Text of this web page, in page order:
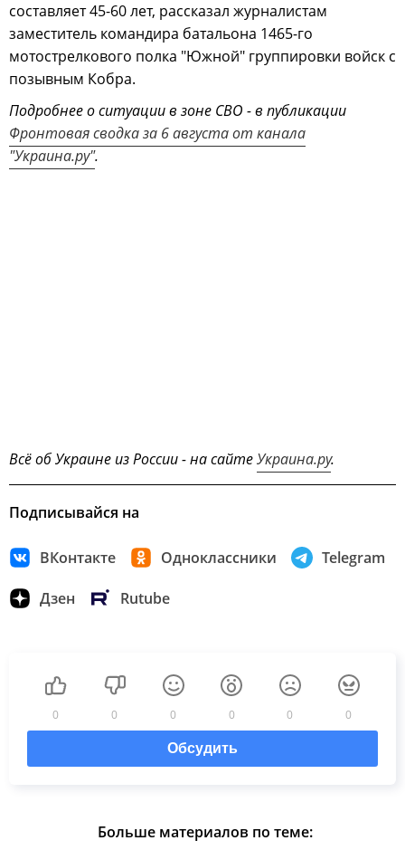
составляет 45-60 лет, рассказал журналистам
заместитель командира батальона 1465-го
мотострелкового полка "Южной" группировки войск с
позывным Кобра.
Подробнее о ситуации в зоне СВО - в публикации
Фронтовая сводка за 6 августа от канала
"Украина.ру".
Всё об Украине из России - на сайтеУкраина.ру.
Подписывайся на
ВКонтакте Одноклассники Telegram
Дзен Rutube
0 0 0 0 0 0
Обсудить
Больше материалов по теме: